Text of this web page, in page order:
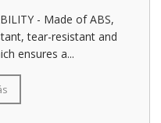
- Made of ABS,
tear-resistant and
ensures a...